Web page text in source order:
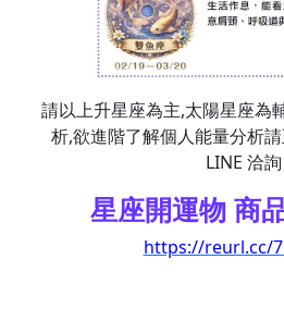
請以上升星座為主,太陽星座為
析,欲進階了解個人能量分析
LINE 洽詢
星座開運物 商
https://reurl.cc/